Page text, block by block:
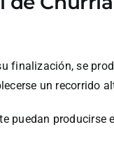
finalización, se
un recorrido
puedan producirse